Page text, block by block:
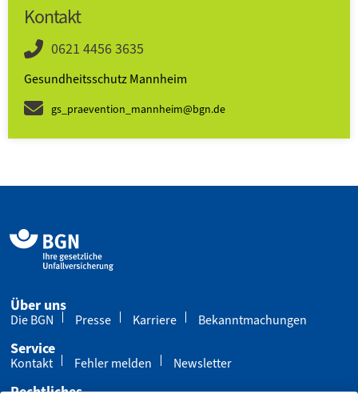
Kontakt
0621 4456 3635
Gesundheitsschutz Mannheim
gs_praevention_mannheim@bgn.de
Über uns
Die BGN Presse Karriere Bekanntmachungen
Service
Kontakt Fehler melden Newsletter
Rechtliches